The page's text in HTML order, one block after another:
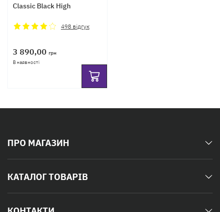
Classic Black High
498 відгук
3 890,00 грн
В наявності
ПРО МАГАЗИН
КАТАЛОГ ТОВАРІВ